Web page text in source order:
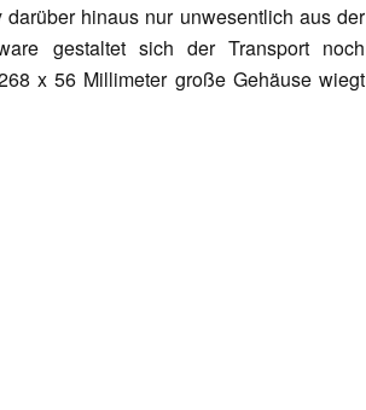
hinaus nur unwesentlich aus der
gestaltet sich der Transport noch
x 56 Millimeter große Gehäuse wiegt